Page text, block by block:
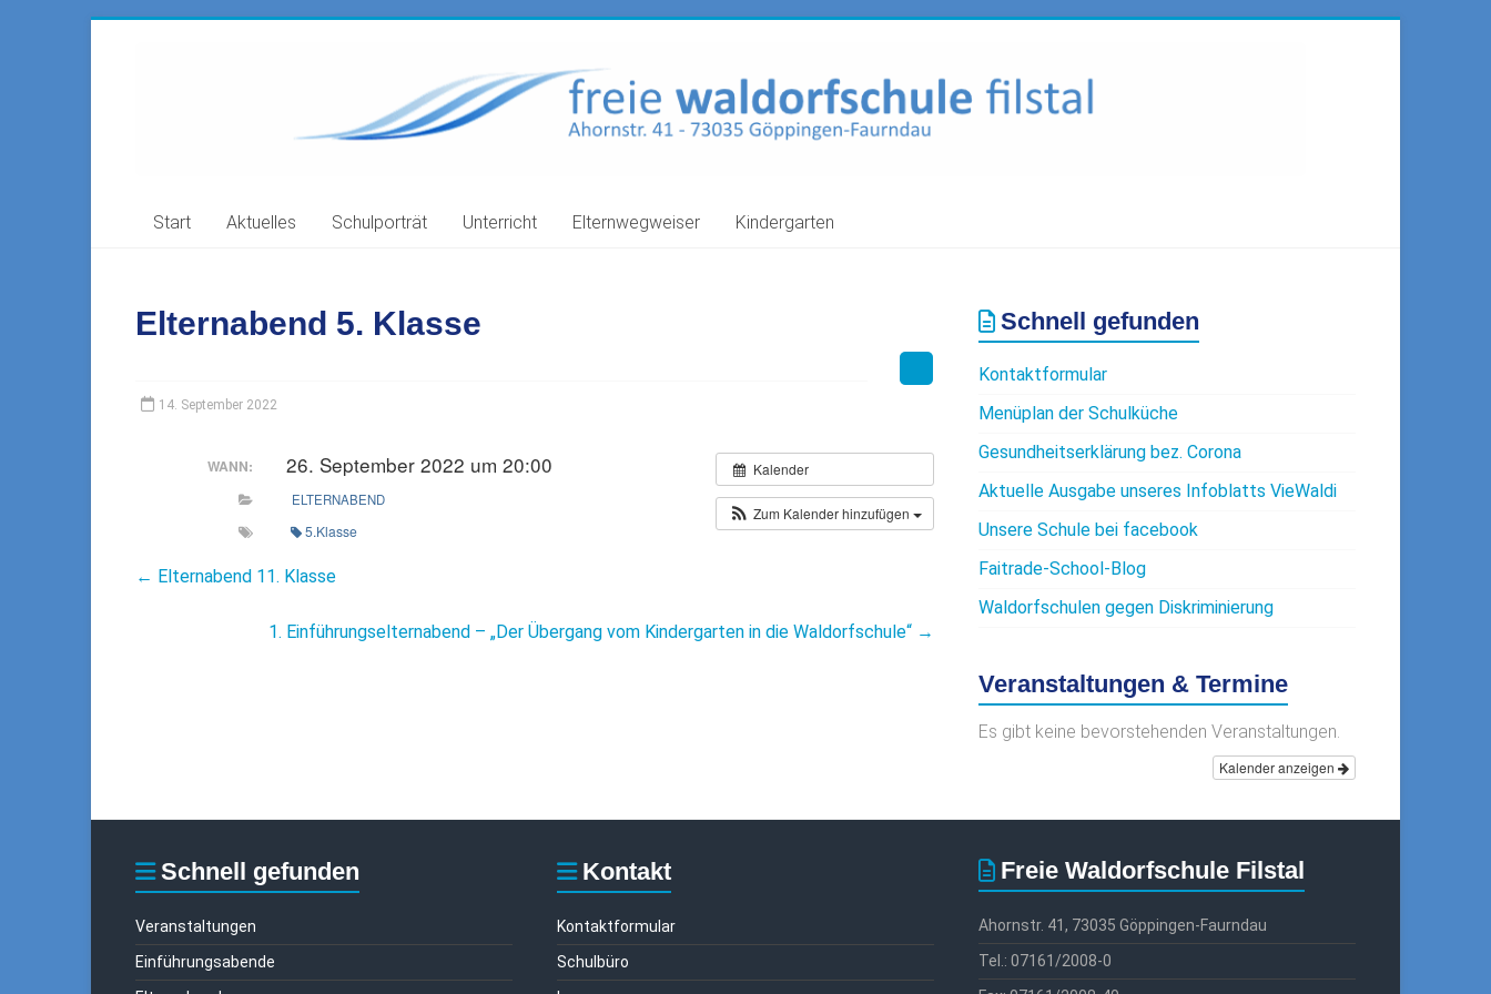
Waldorfschule
Göppingen-
Start Aktuelles Schulporträt Unterricht Elternwegweiser Kindergarten
Elternabend 5. Klasse
14. September 2022
Kalender
Zum Kalender hinzufügen
WANN: 26. September 2022 um 20:00
ELTERNABEND
5.Klasse
← Elternabend 11. Klasse
1. Einführungselternabend – „Der Übergang vom Kindergarten in die Waldorfschule“ →
Schnell gefunden
Kontaktformular
Menüplan der Schulküche
Gesundheitserklärung bez. Corona
Aktuelle Ausgabe unseres Infoblatts VieWaldi
Unsere Schule bei facebook
Faitrade-School-Blog
Waldorfschulen gegen Diskriminierung
Veranstaltungen & Termine
Es gibt keine bevorstehenden Veranstaltungen.
Kalender anzeigen
Schnell gefunden
Veranstaltungen
Einführungsabende
Kontakt
Kontaktformular
Schulbüro
Freie Waldorfschule Filstal
Ahornstr. 41, 73035 Göppingen-Faurndau
Tel.: 07161/2008-0